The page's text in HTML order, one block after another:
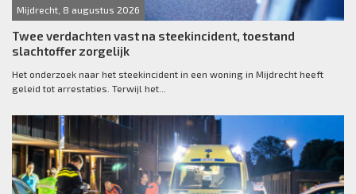
Mijdrecht, 8 augustus 2026
Twee verdachten vast na steekincident, toestand
slachtoffer zorgelijk
Het onderzoek naar het steekincident in een woning in Mijdrecht heeft
geleid tot arrestaties. Terwijl het...